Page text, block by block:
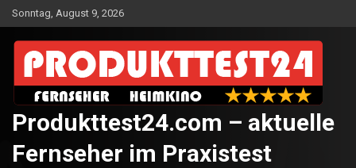
Skip
to
content
Sonntag, August 9, 2026
Produkttest24.com – aktuelle
Fernseher im Praxistest